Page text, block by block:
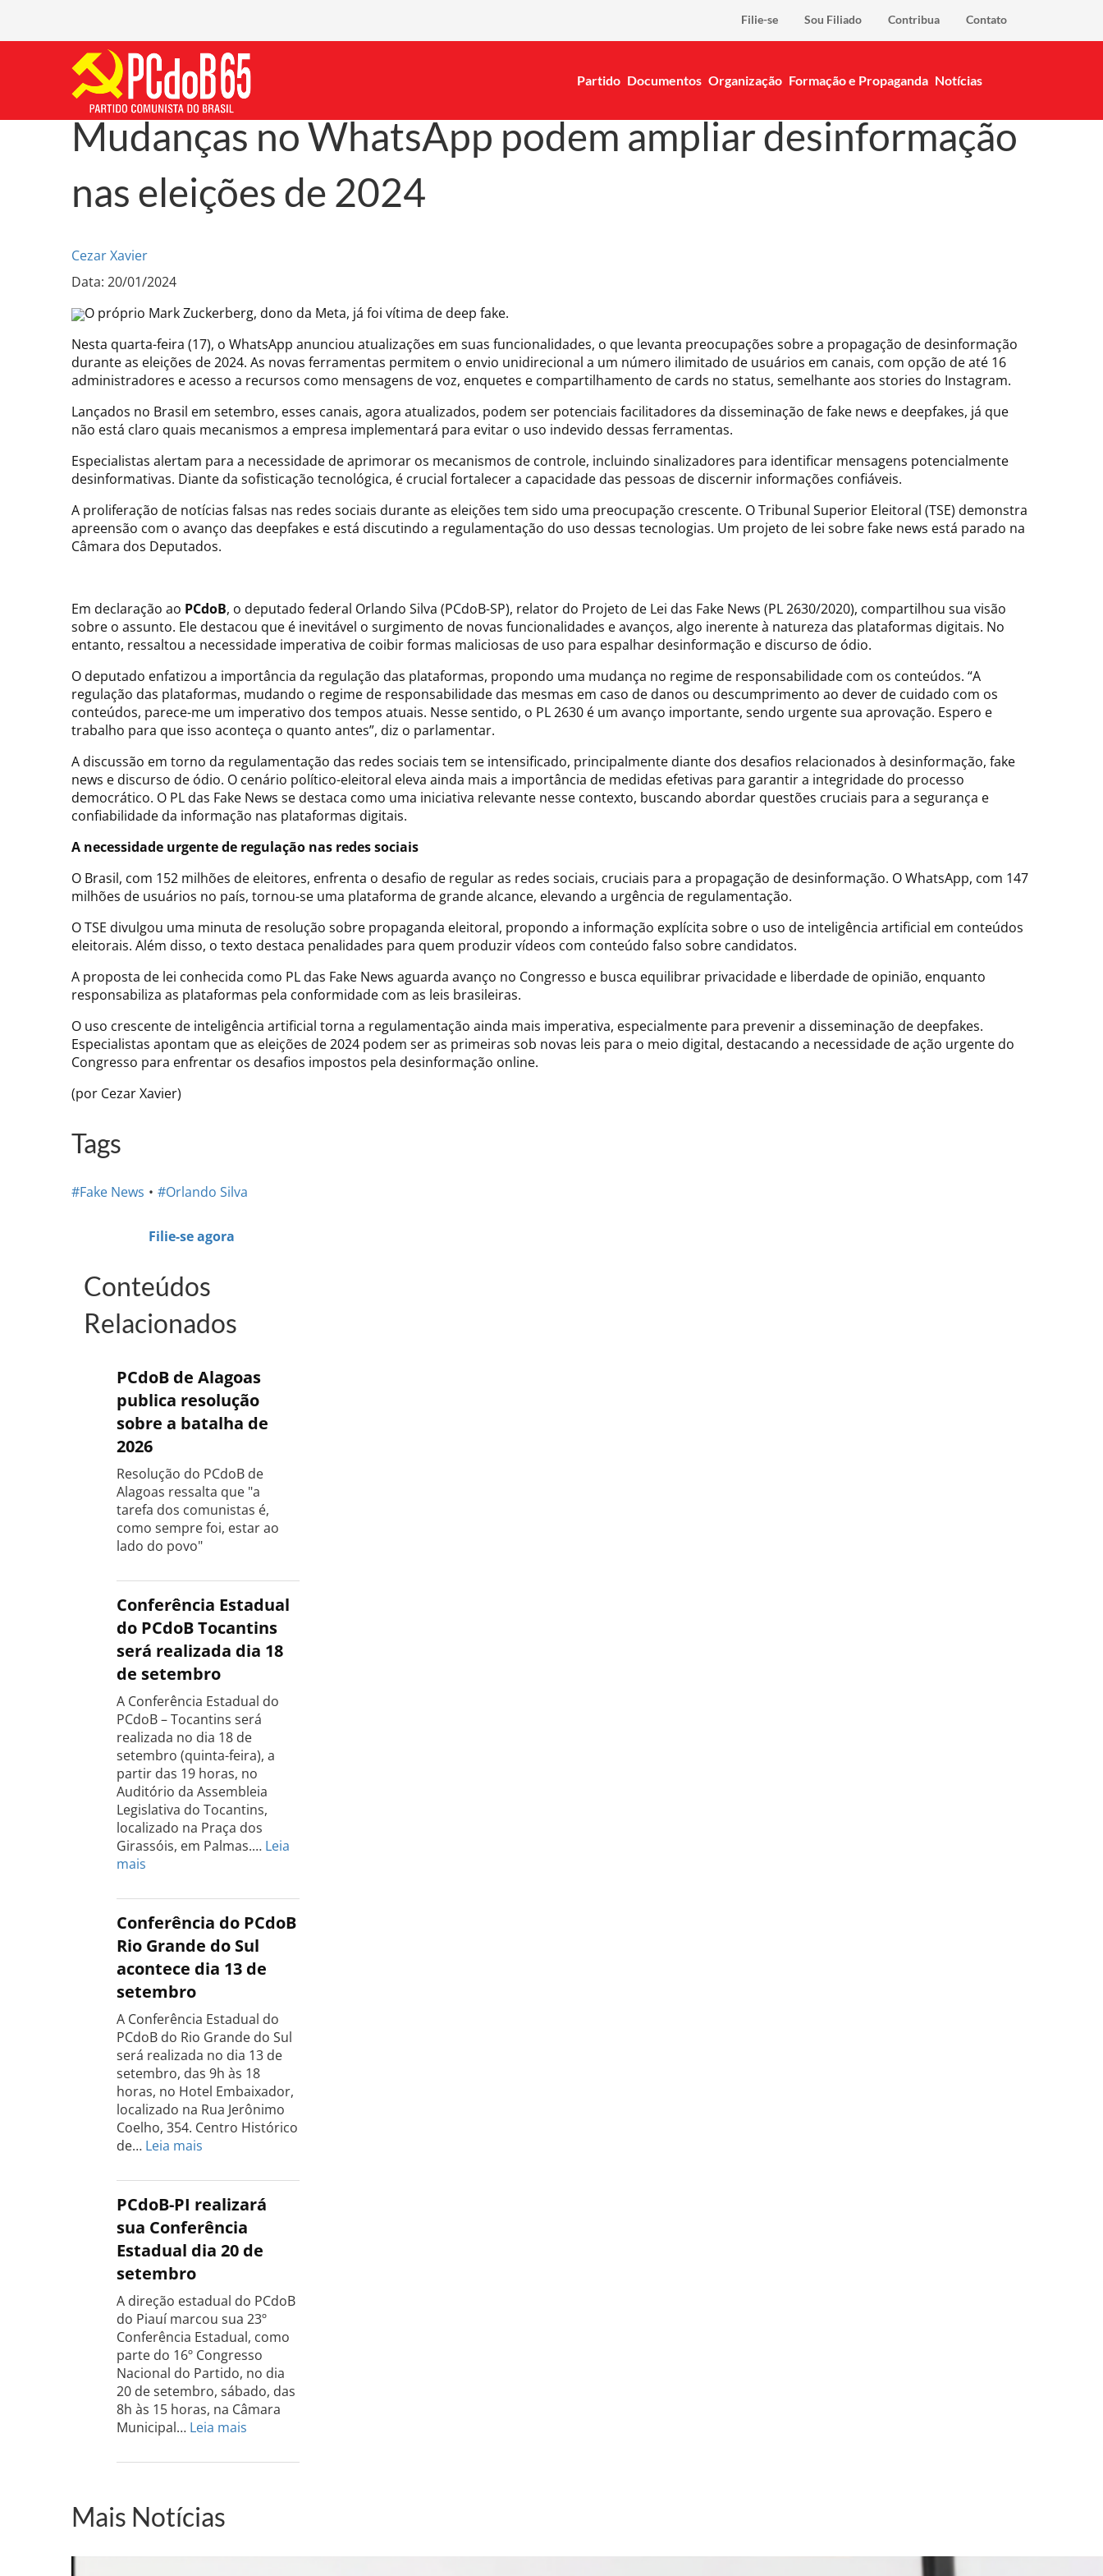
Filie-se Sou Filiado Contribua Contato
Partido Documentos Organização Formação e Propaganda Notícias
Mudanças no WhatsApp podem ampliar desinformação
nas eleições de 2024
Cezar Xavier
Data: 20/01/2024
O próprio Mark Zuckerberg, dono da Meta, já foi vítima de deep fake.
Nesta quarta-feira (17), o WhatsApp anunciou atualizações em suas funcionalidades, o que levanta preocupações sobre a propagação de desinformação
durante as eleições de 2024. As novas ferramentas permitem o envio unidirecional a um número ilimitado de usuários em canais, com opção de até 16
administradores e acesso a recursos como mensagens de voz, enquetes e compartilhamento de cards no status, semelhante aos stories do Instagram.
Lançados no Brasil em setembro, esses canais, agora atualizados, podem ser potenciais facilitadores da disseminação de fake news e deepfakes, já que
não está claro quais mecanismos a empresa implementará para evitar o uso indevido dessas ferramentas.
Especialistas alertam para a necessidade de aprimorar os mecanismos de controle, incluindo sinalizadores para identificar mensagens potencialmente
desinformativas. Diante da sofisticação tecnológica, é crucial fortalecer a capacidade das pessoas de discernir informações confiáveis.
A proliferação de notícias falsas nas redes sociais durante as eleições tem sido uma preocupação crescente. O Tribunal Superior Eleitoral (TSE) demonstra
apreensão com o avanço das deepfakes e está discutindo a regulamentação do uso dessas tecnologias. Um projeto de lei sobre fake news está parado na
Câmara dos Deputados.
Em declaração ao PCdoB, o deputado federal Orlando Silva (PCdoB-SP), relator do Projeto de Lei das Fake News (PL 2630/2020), compartilhou sua visão
sobre o assunto. Ele destacou que é inevitável o surgimento de novas funcionalidades e avanços, algo inerente à natureza das plataformas digitais. No
entanto, ressaltou a necessidade imperativa de coibir formas maliciosas de uso para espalhar desinformação e discurso de ódio.
O deputado enfatizou a importância da regulação das plataformas, propondo uma mudança no regime de responsabilidade com os conteúdos. “A
regulação das plataformas, mudando o regime de responsabilidade das mesmas em caso de danos ou descumprimento ao dever de cuidado com os
conteúdos, parece-me um imperativo dos tempos atuais. Nesse sentido, o PL 2630 é um avanço importante, sendo urgente sua aprovação. Espero e
trabalho para que isso aconteça o quanto antes”, diz o parlamentar.
A discussão em torno da regulamentação das redes sociais tem se intensificado, principalmente diante dos desafios relacionados à desinformação, fake
news e discurso de ódio. O cenário político-eleitoral eleva ainda mais a importância de medidas efetivas para garantir a integridade do processo
democrático. O PL das Fake News se destaca como uma iniciativa relevante nesse contexto, buscando abordar questões cruciais para a segurança e
confiabilidade da informação nas plataformas digitais.
A necessidade urgente de regulação nas redes sociais
O Brasil, com 152 milhões de eleitores, enfrenta o desafio de regular as redes sociais, cruciais para a propagação de desinformação. O WhatsApp, com 147
milhões de usuários no país, tornou-se uma plataforma de grande alcance, elevando a urgência de regulamentação.
O TSE divulgou uma minuta de resolução sobre propaganda eleitoral, propondo a informação explícita sobre o uso de inteligência artificial em conteúdos
eleitorais. Além disso, o texto destaca penalidades para quem produzir vídeos com conteúdo falso sobre candidatos.
A proposta de lei conhecida como PL das Fake News aguarda avanço no Congresso e busca equilibrar privacidade e liberdade de opinião, enquanto
responsabiliza as plataformas pela conformidade com as leis brasileiras.
O uso crescente de inteligência artificial torna a regulamentação ainda mais imperativa, especialmente para prevenir a disseminação de deepfakes.
Especialistas apontam que as eleições de 2024 podem ser as primeiras sob novas leis para o meio digital, destacando a necessidade de ação urgente do
Congresso para enfrentar os desafios impostos pela desinformação online.
(por Cezar Xavier)
Tags
#Fake News #Orlando Silva
Filie-se agora
Conteúdos
Relacionados
PCdoB de Alagoas
publica resolução
sobre a batalha de
2026
Resolução do PCdoB de
Alagoas ressalta que "a
tarefa dos comunistas é,
como sempre foi, estar ao
lado do povo"
Conferência Estadual
do PCdoB Tocantins
será realizada dia 18
de setembro
A Conferência Estadual do
PCdoB – Tocantins será
realizada no dia 18 de
setembro (quinta-feira), a
partir das 19 horas, no
Auditório da Assembleia
Legislativa do Tocantins,
localizado na Praça dos
Girassóis, em Palmas.… Leia
mais
Estadual
do
Tocantins
será
realizada
18
de
setembro
Conferência do PCdoB
Rio Grande do Sul
acontece dia 13 de
setembro
A Conferência Estadual do
PCdoB do Rio Grande do Sul
será realizada no dia 13 de
setembro, das 9h às 18
horas, no Hotel Embaixador,
localizado na Rua Jerônimo
Coelho, 354. Centro Histórico
de… Leia mais
do
PCdoB
Rio
Grande
do
dia
13
de
setembro
PCdoB-PI realizará
sua Conferência
Estadual dia 20 de
setembro
A direção estadual do PCdoB
do Piauí marcou sua 23º
Conferência Estadual, como
parte do 16º Congresso
Nacional do Partido, no dia
20 de setembro, sábado, das
8h às 15 horas, na Câmara
Municipal… Leia mais
PI
Mais Notícias